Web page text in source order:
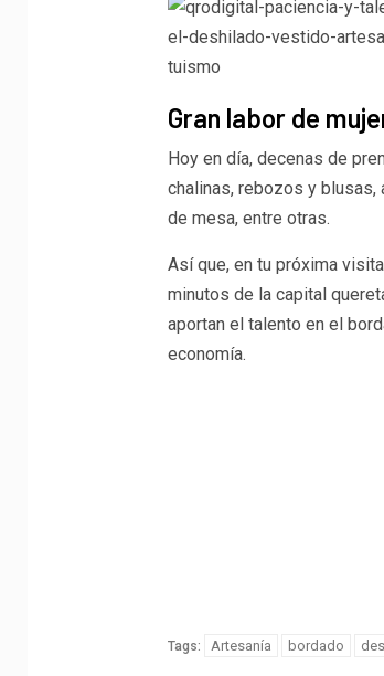
Gran labor de
Hoy en día, decenas de
chalinas, rebozos y
de mesa, entre otras.
Así que, en tu próxima
minutos de la capital
aportan el talento en el
economía.
Tags: Artesanía bordado